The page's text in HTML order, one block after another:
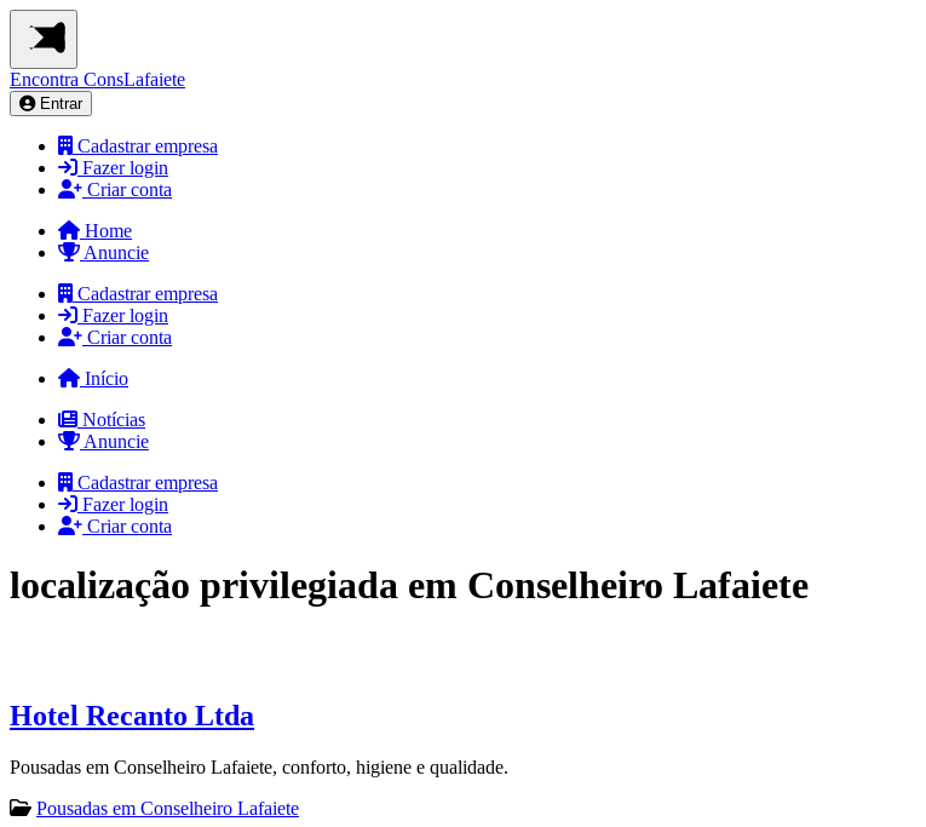
Encontra ConsLafaiete
Entrar
Cadastrar empresa
Fazer login
Criar conta
Home
Anuncie
Cadastrar empresa
Fazer login
Criar conta
Início
Notícias
Anuncie
Cadastrar empresa
Fazer login
Criar conta
localização privilegiada em Conselheiro Lafaiete
Hotel Recanto Ltda
Pousadas em Conselheiro Lafaiete, conforto, higiene e qualidade.
Pousadas em Conselheiro Lafaiete